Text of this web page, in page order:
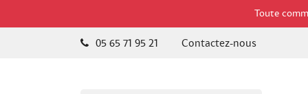
Toute
05 65 71 95 21 Contactez-nous